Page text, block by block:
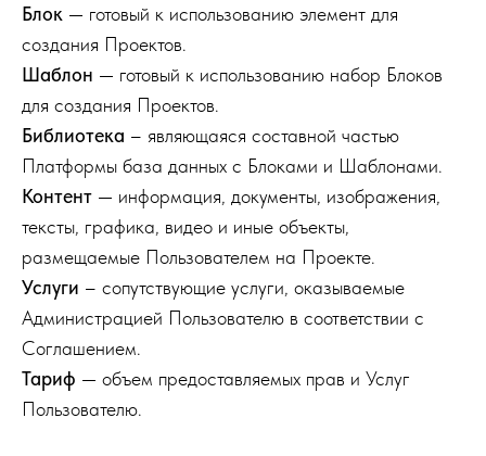
Блок — готовый к использованию элемент для
создания Проектов.
Шаблон — готовый к использованию набор Блоков
для создания Проектов.
Библиотека – являющаяся составной частью
Платформы база данных с Блоками и Шаблонами.
Контент — информация, документы, изображения,
тексты, графика, видео и иные объекты,
размещаемые Пользователем на Проекте.
Услуги – сопутствующие услуги, оказываемые
Администрацией Пользователю в соответствии с
Соглашением.
Тариф — объем предоставляемых прав и Услуг
Пользователю.